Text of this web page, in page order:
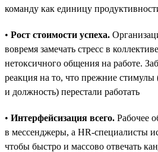
команду как единицу
• Рост стоимости успеха.
вовремя замечать стресс в
нетоксичного общения на работе.
реакция на то, что прежние стимулы
и должность) перестали работать
• Интерфейсизация всего. Рабочее
в мессенджеры, а HR-специалисты
чтобы быстро и массово отвечать